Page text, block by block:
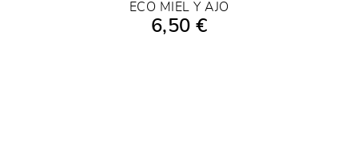
ECO MIEL Y AJO
6,50 €